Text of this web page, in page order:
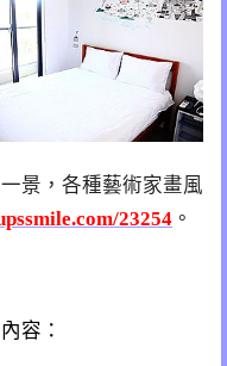
一景，各種藝術家畫風
23254 。
容：